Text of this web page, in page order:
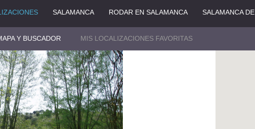
SALAMANCA RODAR EN SALAMANCA SALAMANCA
Y BUSCADOR MIS LOCALIZACIONES FAVORITAS